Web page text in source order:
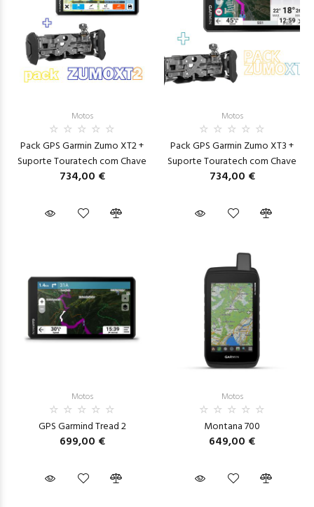
Motos
Pack GPS Garmin Zumo XT2 +
Suporte Touratech com Chave
734,00 €
Motos
Pack GPS Garmin Zumo XT3 +
Suporte Touratech com Chave
734,00 €
Motos
GPS Garmind Tread 2
699,00 €
Motos
Montana 700
649,00 €